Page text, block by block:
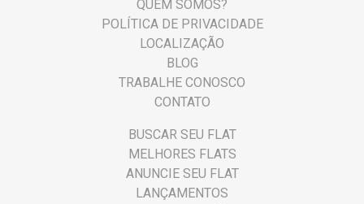
QUEM SOMOS?
POLÍTICA DE PRIVACIDADE
LOCALIZAÇÃO
BLOG
TRABALHE CONOSCO
CONTATO
BUSCAR SEU FLAT
MELHORES FLATS
ANUNCIE SEU FLAT
LANÇAMENTOS